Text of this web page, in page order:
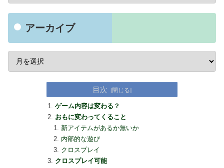
アーカイブ
目次
ゲーム内容は変わる？
おもに変わってくること
新アイテムがあるか無いか
内部的な遊び
クロスプレイ
クロスプレイ可能